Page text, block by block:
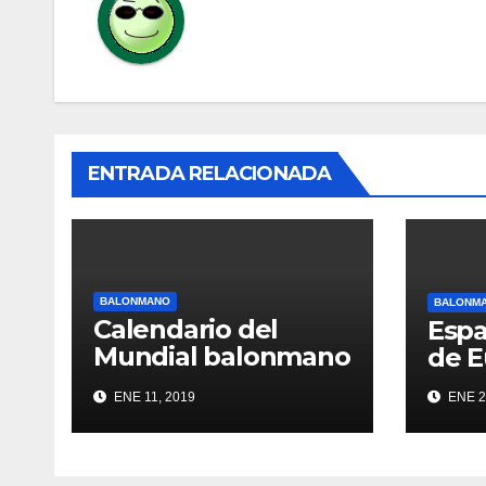
ENTRADA RELACIONADA
BALONMANO
Calendario del
Mundial balonmano
2019
ENE 11, 2019
de
ENE